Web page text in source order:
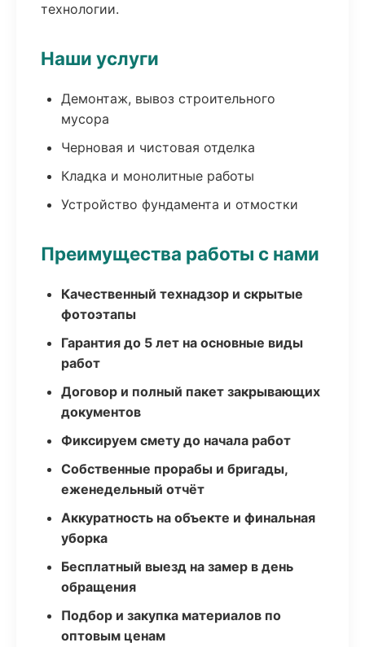
технологии.
Наши услуги
Демонтаж, вывоз строительного
мусора
Черновая и чистовая отделка
Кладка и монолитные работы
Устройство фундамента и отмостки
Преимущества работы с нами
Качественный технадзор и скрытые
фотоэтапы
Гарантия до 5 лет на основные виды
работ
Договор и полный пакет закрывающих
документов
Фиксируем смету до начала работ
Собственные прорабы и бригады,
еженедельный отчёт
Аккуратность на объекте и финальная
уборка
Бесплатный выезд на замер в день
обращения
Подбор и закупка материалов по
оптовым ценам